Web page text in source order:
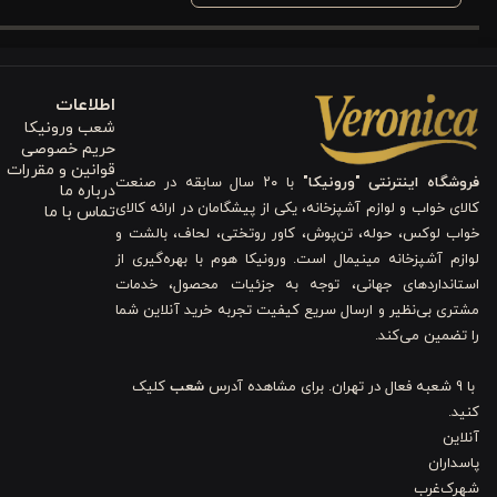
ابعاد این نیم لیوان،
آنقدر سبک که حس بی‌کیفیتی بدهد و نه آنقدر سنگین که استفاده
استاندارد، لیوان را برای استفاده در موقعیت‌های مختلف، از یک
طرح تراش‌دارCUTLINE و قابلیت شستشو در ماشین ظرفشویی
مدل CUTLINE با طرح تراش‌دار منحصر به فرد خود، به این لیوان
دوچندان می‌کند، بلکه به هنگام در دست گرفتن، حس خوشایندی را
ظرفشویی است. این قابلیت، ضمن حفظ شفافیت و درخشندگی بلور،
لیوان شما همواره تمیز و آماده استفاده خواهد بود.
مزایا و ویژگی‌های کلیدی نیم لیوان بلور طرح دار ورونیکا مدل 42052
با نیم لیوان بلور ورونیکا 42052، شما فراتر از یک لیوان ساده، تجربه‌ای ارزشمند را به دست می‌آورید. ما می‌دانیم که شما به دنبال انواع
هستید که هم زیبایی را به خانه شما بیاورند و هم زندگی‌تان را
فروشگاه اینترنتی "ورونیکا"
با ۲۰ سال سابقه در صنعت
کالای خواب و لوازم آشپزخانه، یکی از پیشگامان در ارائه کالای
خواب لوکس، حوله، تن‌پوش، کاور روتختی، لحاف، بالشت و
لوازم آشپزخانه مینیمال است. ورونیکا هوم با بهره‌گیری از
استانداردهای جهانی، توجه به جزئیات محصول، خدمات
مشتری بی‌نظیر و ارسال سریع کیفیت تجربه خرید آنلاین شما
را تضمین می‌کند.
با 9 شعبه فعال در تهران. برای مشاهده آدرس شعب کلیک
کنید.
آنلاین
پاسداران
شهرک‌غرب
اطلاعات
شعب ورونیکا
حریم خصوصی
قوانین و مقررات
درباره ما
تماس با ما